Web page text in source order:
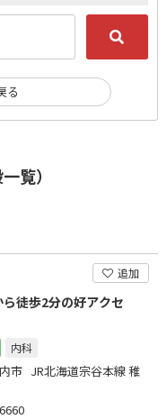
覧）
追加
徒歩2分の好アクセ
内科
市 JR北海道宗谷本線 稚
る